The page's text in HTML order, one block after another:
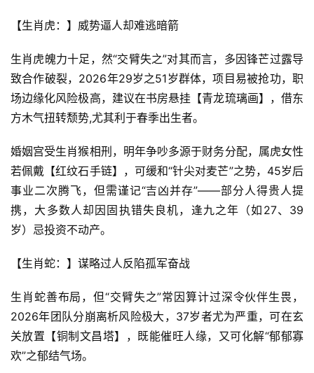
【生肖虎：】威势逼人却难逃暗箭
生肖虎魄力十足，然“交臂失之”对其而言，多因锋芒过露导
致合作破裂，2026年29岁之51岁群体，项目易被抢功，职
场边缘化风险极高，建议在书房悬挂【青龙琉璃画】，借东
方木气扭转颓势,尤其利于春季出生者。
婚姻宫受生肖猴相刑，明年争吵多源于财务分配，属虎女性
若佩戴【红纹石手链】，可缓和“针尖对麦芒”之势，45岁后
事业二次腾飞，但需谨记“吉凶并存”——部分人得贵人提
携，大多数人却因固执错失良机，逢九之年（如27、39
岁）忌投资不动产。
【生肖蛇：】谋略过人反陷孤军奋战
生肖蛇善布局，但“交臂失之”常因算计过深令伙伴生畏，
2026年团队分崩离析风险极大，37岁者尤为严重，可在玄
关放置【铜制文昌塔】，既能催旺人缘，又可化解“郁郁寡
欢”之郁结气场。